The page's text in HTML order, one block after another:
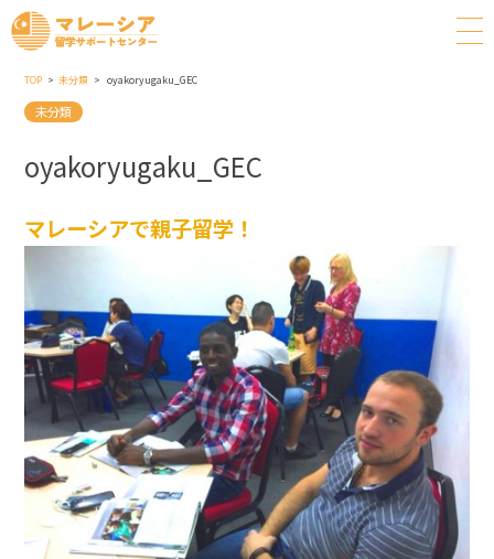
TOP 未分類 oyakoryugaku_GEC
未分類
oyakoryugaku_GEC
マレーシアで親子留学！